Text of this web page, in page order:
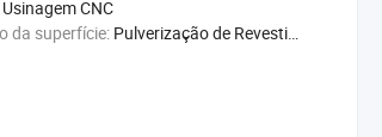
Usinagem CNC
da superfície: Pulverização de Revestimento